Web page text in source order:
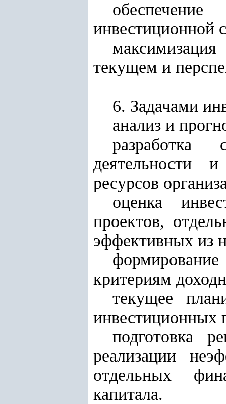
инвестиционной
текущем и
6. Задачами
анализ и
разработка
деятельности
ресурсов
оценка
проектов,
эффективных из
критериям
текущее
инвестиционных
подготовка
реализации
отдельных
капитала.